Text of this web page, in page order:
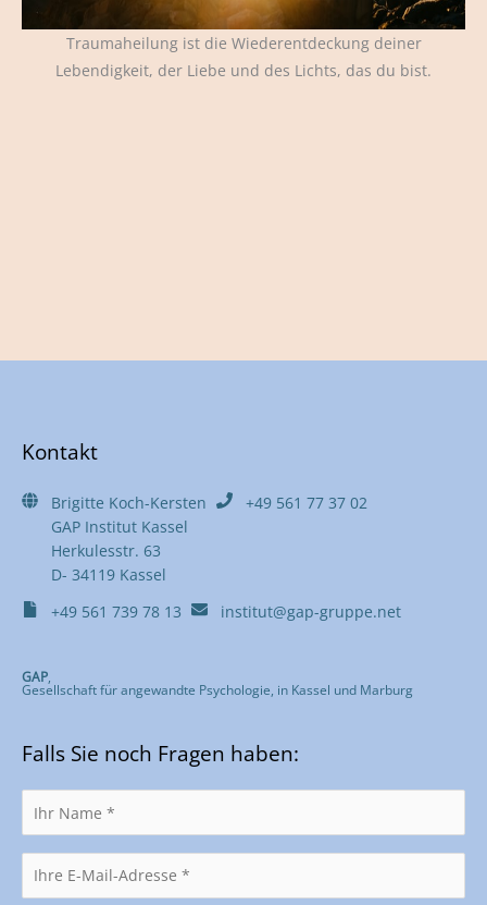
Traumaheilung ist die Wiederentdeckung deiner
Lebendigkeit, der Liebe und des Lichts, das du bist.
Kontakt
Brigitte Koch-Kersten
GAP Institut Kassel
Herkulesstr. 63
D- 34119 Kassel
+49 561 77 37 02
+49 561 739 78 13 institut@gap-gruppe.net
GAP,
Gesellschaft für angewandte Psychologie, in Kassel und Marburg
Falls Sie noch Fragen haben: